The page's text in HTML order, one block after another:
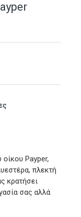
οίκου Payper,
πλεκτή
κρατήσει
σας αλλά